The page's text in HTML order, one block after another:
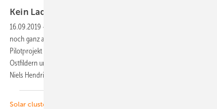
Kein Ladestau im
16.09.2019 -
noch ganz am Anfang. Fest steht: Die Stromer werden kommen. Ein
Pilotprojekt in Baden-Württemberg hat das Laden von Anwohnern in
Ostfildern untersucht. Was passiert, wenn alle gleichzeitig laden?
Niels Hendrik
Solar cluster Baden-Württemberg